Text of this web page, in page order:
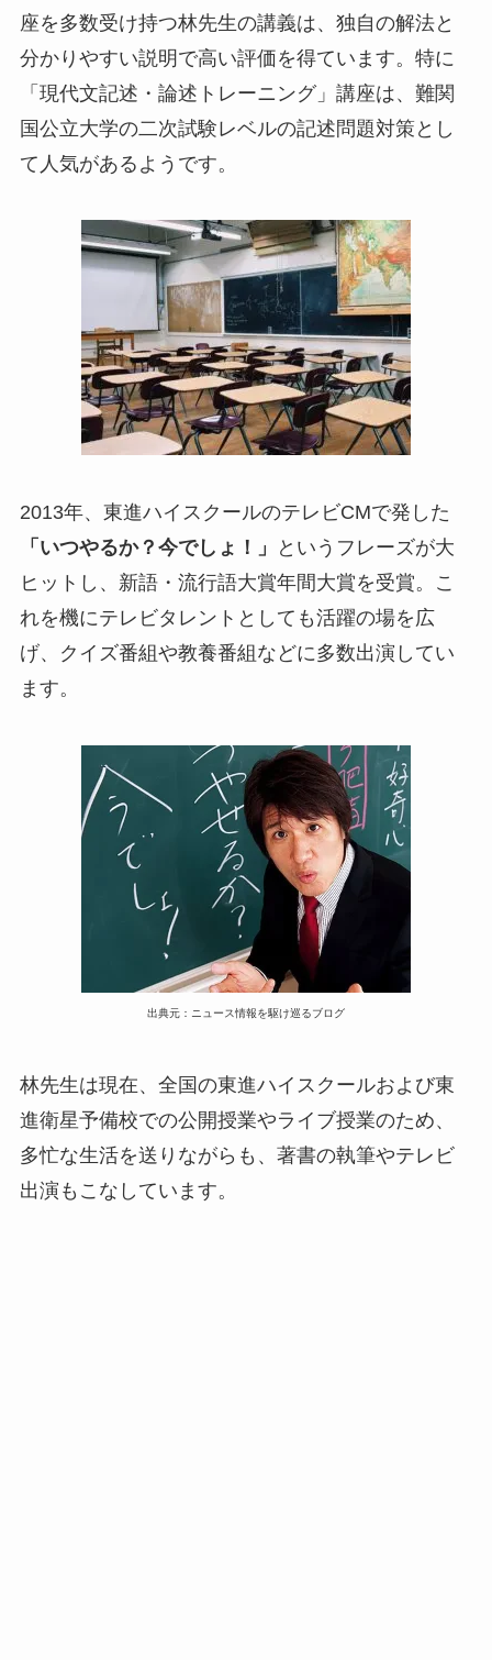
座を多数受け持つ林先生の講義は、独自の解法と
分かりやすい説明で高い評価を得ています。特に
「現代文記述・論述トレーニング」講座は、難関
国公立大学の二次試験レベルの記述問題対策とし
て人気があるようです。
2013年、東進ハイスクールのテレビCMで発した
「いつやるか？今でしょ！」
というフレーズが大
ヒットし、新語・流行語大賞年間大賞を受賞。こ
れを機にテレビタレントとしても活躍の場を広
げ、クイズ番組や教養番組などに多数出演してい
ます。
出典元：ニュース情報を駆け巡るブログ
林先生は現在、全国の東進ハイスクールおよび東
進衛星予備校での公開授業やライブ授業のため、
多忙な生活を送りながらも、著書の執筆やテレビ
出演もこなしています。